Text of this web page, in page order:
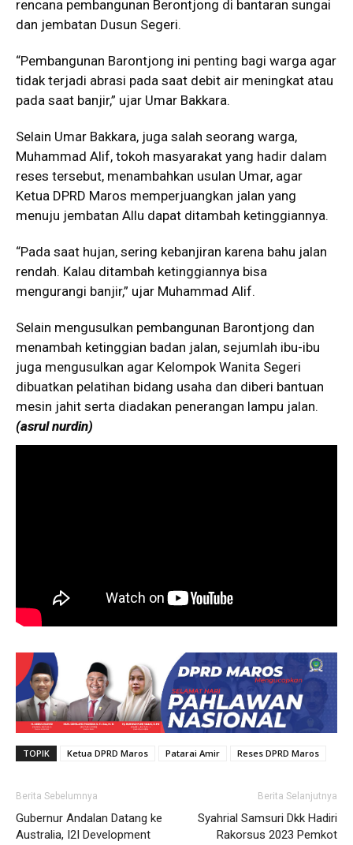
rencana pembangunan Berontjong di bantaran sungai
dan jembatan Dusun Segeri.
“Pembangunan Barontjong ini penting bagi warga agar
tidak terjadi abrasi pada saat debit air meningkat atau
pada saat banjir,” ujar Umar Bakkara.
Selain Umar Bakkara, juga salah seorang warga,
Muhammad Alif, tokoh masyarakat yang hadir dalam
reses tersebut, menambahkan usulan Umar, agar
Ketua DPRD Maros memperjuangkan jalan yang
menuju jembatan Allu dapat ditambah ketinggiannya.
“Pada saat hujan, sering kebanjiran karena bahu jalan
rendah. Kalau ditambah ketinggiannya bisa
mengurangi banjir,” ujar Muhammad Alif.
Selain mengusulkan pembangunan Barontjong dan
menambah ketinggian badan jalan, sejumlah ibu-ibu
juga mengusulkan agar Kelompok Wanita Segeri
dibuatkan pelatihan bidang usaha dan diberi bantuan
mesin jahit serta diadakan penerangan lampu jalan.
(asrul nurdin)
TOPIK Ketua DPRD Maros Patarai Amir Reses DPRD Maros
Berita Sebelumnya
Gubernur Andalan Datang ke
Australia, I2I Development
Berita Selanjutnya
Syahrial Samsuri Dkk Hadiri
Rakorsus 2023 Pemkot